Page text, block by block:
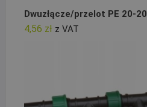
Dwuzłącze/przelot PE 20-20
4,56 zł z VAT